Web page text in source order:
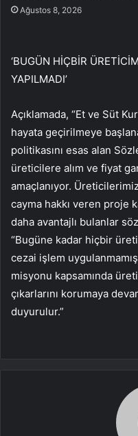
Ağustos 8, 2026
‘BUGÜN HİÇBİR
YAPILMADI’
Açıklamada, “Et ve Süt
hayata geçirilmeye
politikasını esas alan
üreticilere alım ve fiyat
amaçlanıyor.
cayma hakkı veren proje
daha avantajlı bulanlar
“Bugüne kadar hiçbir
cezai işlem
misyonu kapsamında
çıkarlarını korumaya
duyurulur.”